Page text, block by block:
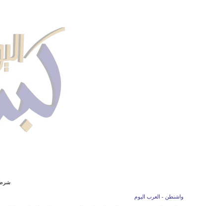
واشنطن - العرب اليوم